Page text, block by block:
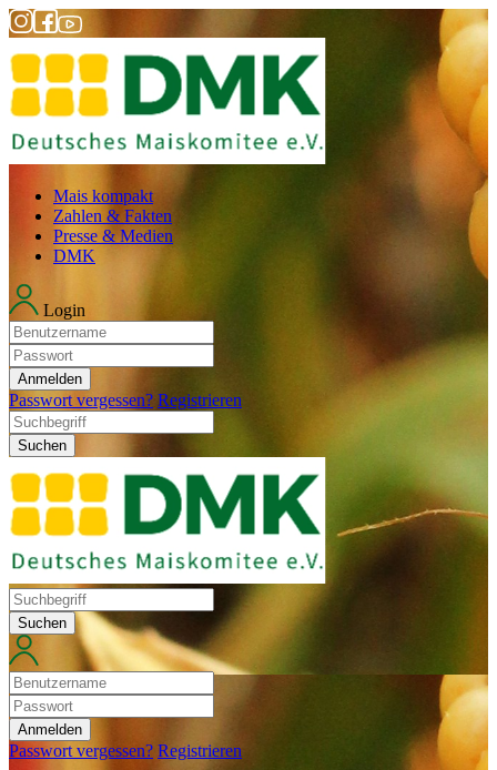
Mais kompakt
Zahlen & Fakten
Presse & Medien
DMK
Login
Anmelden
Passwort vergessen? Registrieren
Suchen
Suchen
Anmelden
Passwort vergessen? Registrieren